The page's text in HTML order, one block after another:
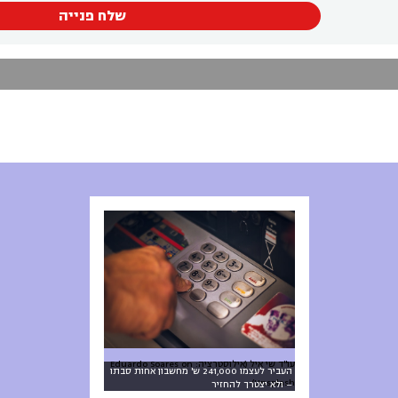
שלח פנייה
העביר לעצמו 241,000 ש' מחשבון אחות סבתו
– ולא יצטרך להחזיר
עו"ד שי איל (אילוסטרציה: Eduardo Soares on
Unsplash).